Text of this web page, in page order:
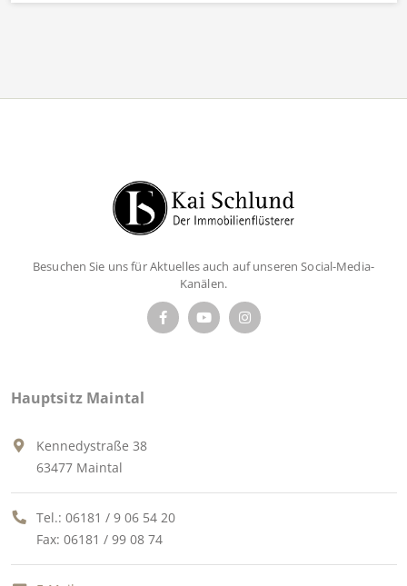
Besuchen Sie uns für Aktuelles auch auf unseren Social-Media-
Kanälen.
Hauptsitz Maintal
Kennedystraße 38
63477 Maintal
Tel.: 06181 / 9 06 54 20
Fax: 06181 / 99 08 74